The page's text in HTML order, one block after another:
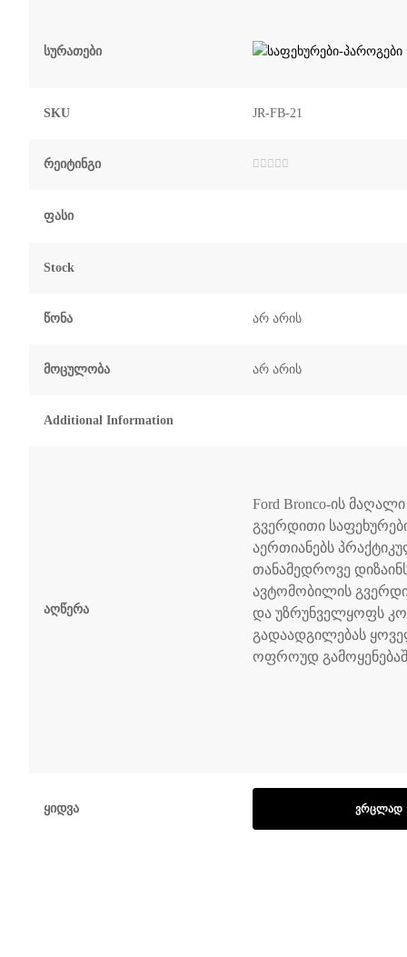
Სურათები
SKU JR-FB-21
Რეიტინგი
Ფასი
Stock
Წონა არ არის
Მოცულობა არ არის
Additional Information
Აღწერა
Ford Bronco-ის
გვერდითი
აერთიანებს
თანამედროვე
ავტომობილის
და უზრუნველყოფს
გადაადგილებას
ოფროუდ
Ყიდვა ᲕᲠᲪᲚᲐᲓ